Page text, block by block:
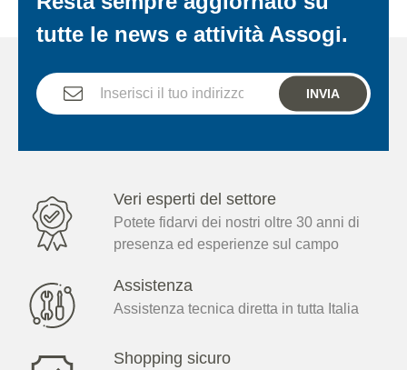
tutte le news e attività Assogi.
INVIA
Veri esperti del settore
Potete fidarvi dei nostri oltre 30 anni di
presenza ed esperienze sul campo
Assistenza
Assistenza tecnica diretta in tutta Italia
Shopping sicuro